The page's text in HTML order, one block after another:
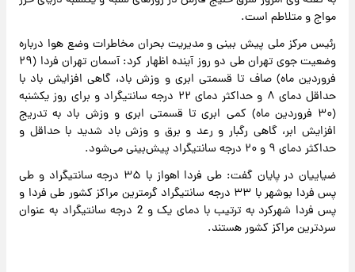
مواج و متلاطم است.
رئیس مرکز ملی پیش بینی و مدیریت بحران مخاطرات وضع هوا درباره
وضعیت جوی تهران طی دو روز آینده اظهار کرد: آسمان تهران فردا (۲۹
فروردین ماه) صاف تا قسمتی ابری و وزش باد، گاهی افزایش باد با
حداقل دمای ۸ و حداکثر دمای ۲۲ درجه سانتیگراد و برای روز یکشنبه
(۳۰ فروردین ماه) کمی ابری تا قسمتی ابری و وزش باد به تدریج
افزایش ابر، گاهی رگبار و رعد و برق و وزش باد شدید با حداقل و
حداکثر دمای ۹ و ۲۰ درجه سانتیگراد پیش‌بینی می‌شود.
ضیاییان در پایان گفت: طی فردا اهواز با ۳۵ درجه سانتیگراد و طی
پس فردا بوشهر با ۳۳ درجه سانتیگراد گرمترین مراکز کشور طی فردا و
پس فردا شهرکرد به ترتیب با دمای یک و 2 درجه سانتیگراد به عنوان
سردترین مراکز کشور هستند.